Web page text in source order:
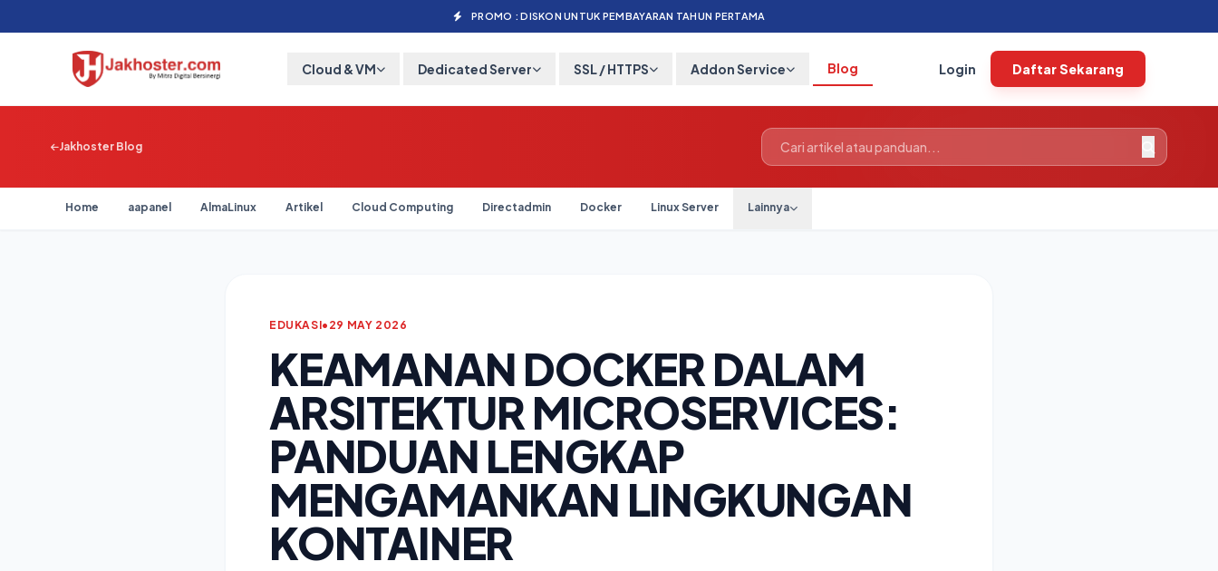
PROMO : DISKON UNTUK PEMBAYARAN TAHUN PERTAMA
Cloud & VM Dedicated Server SSL / HTTPS Addon Service Blog Login Daftar Sekarang
Jakhoster Blog
Home aapanel AlmaLinux Artikel Cloud Computing Directadmin Docker Linux Server Lainnya
EDUKASI• 29 MAY 2026
KEAMANAN DOCKER DALAM
ARSITEKTUR MICROSERVICES:
PANDUAN LENGKAP
MENGAMANKAN LINGKUNGAN
KONTAINER